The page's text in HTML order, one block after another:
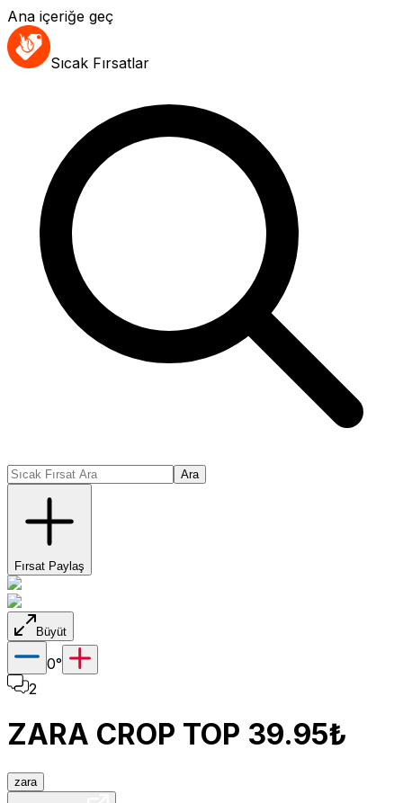
Ana içeriğe geç
Sıcak Fırsatlar
Ara
Fırsat Paylaş
Büyüt
0°
2
ZARA CROP TOP 39.95₺
zara